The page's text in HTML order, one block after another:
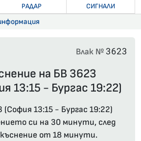
РАДАР СИГНАЛИ
Влак № 3623
на БВ 3623
13:15 - Бургас 19:22)
13:15 - Бургас 19:22)
си на 30 минути, след
от 18 минути.